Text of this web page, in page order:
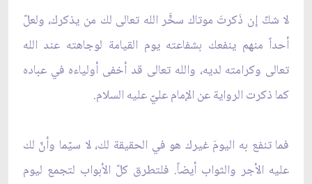
لا شكّ إن ذَكرتَ موتاك سخَّر الله تعالى لك من يذكرك، ولعلّ
أحداً منهم ينفعك بشفاعته يوم القيامة لوجاهته عند الله
تعالى وكرامته لديه، والله تعالى قد أخفى أولياءه في عباده
كما ذكرت الرواية عن الإمام عليّ عليه السلام.
فما تنفع به اليومَ غيرك هو في الحقيقة لك، لا سيّما وأنّ لك
عليه الأجر والثواب أيضاً. فلتطرق كلّ الأبواب لتجمع ليوم